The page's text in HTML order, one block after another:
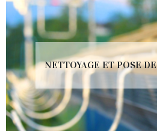
NETTOYAGE ET POSE